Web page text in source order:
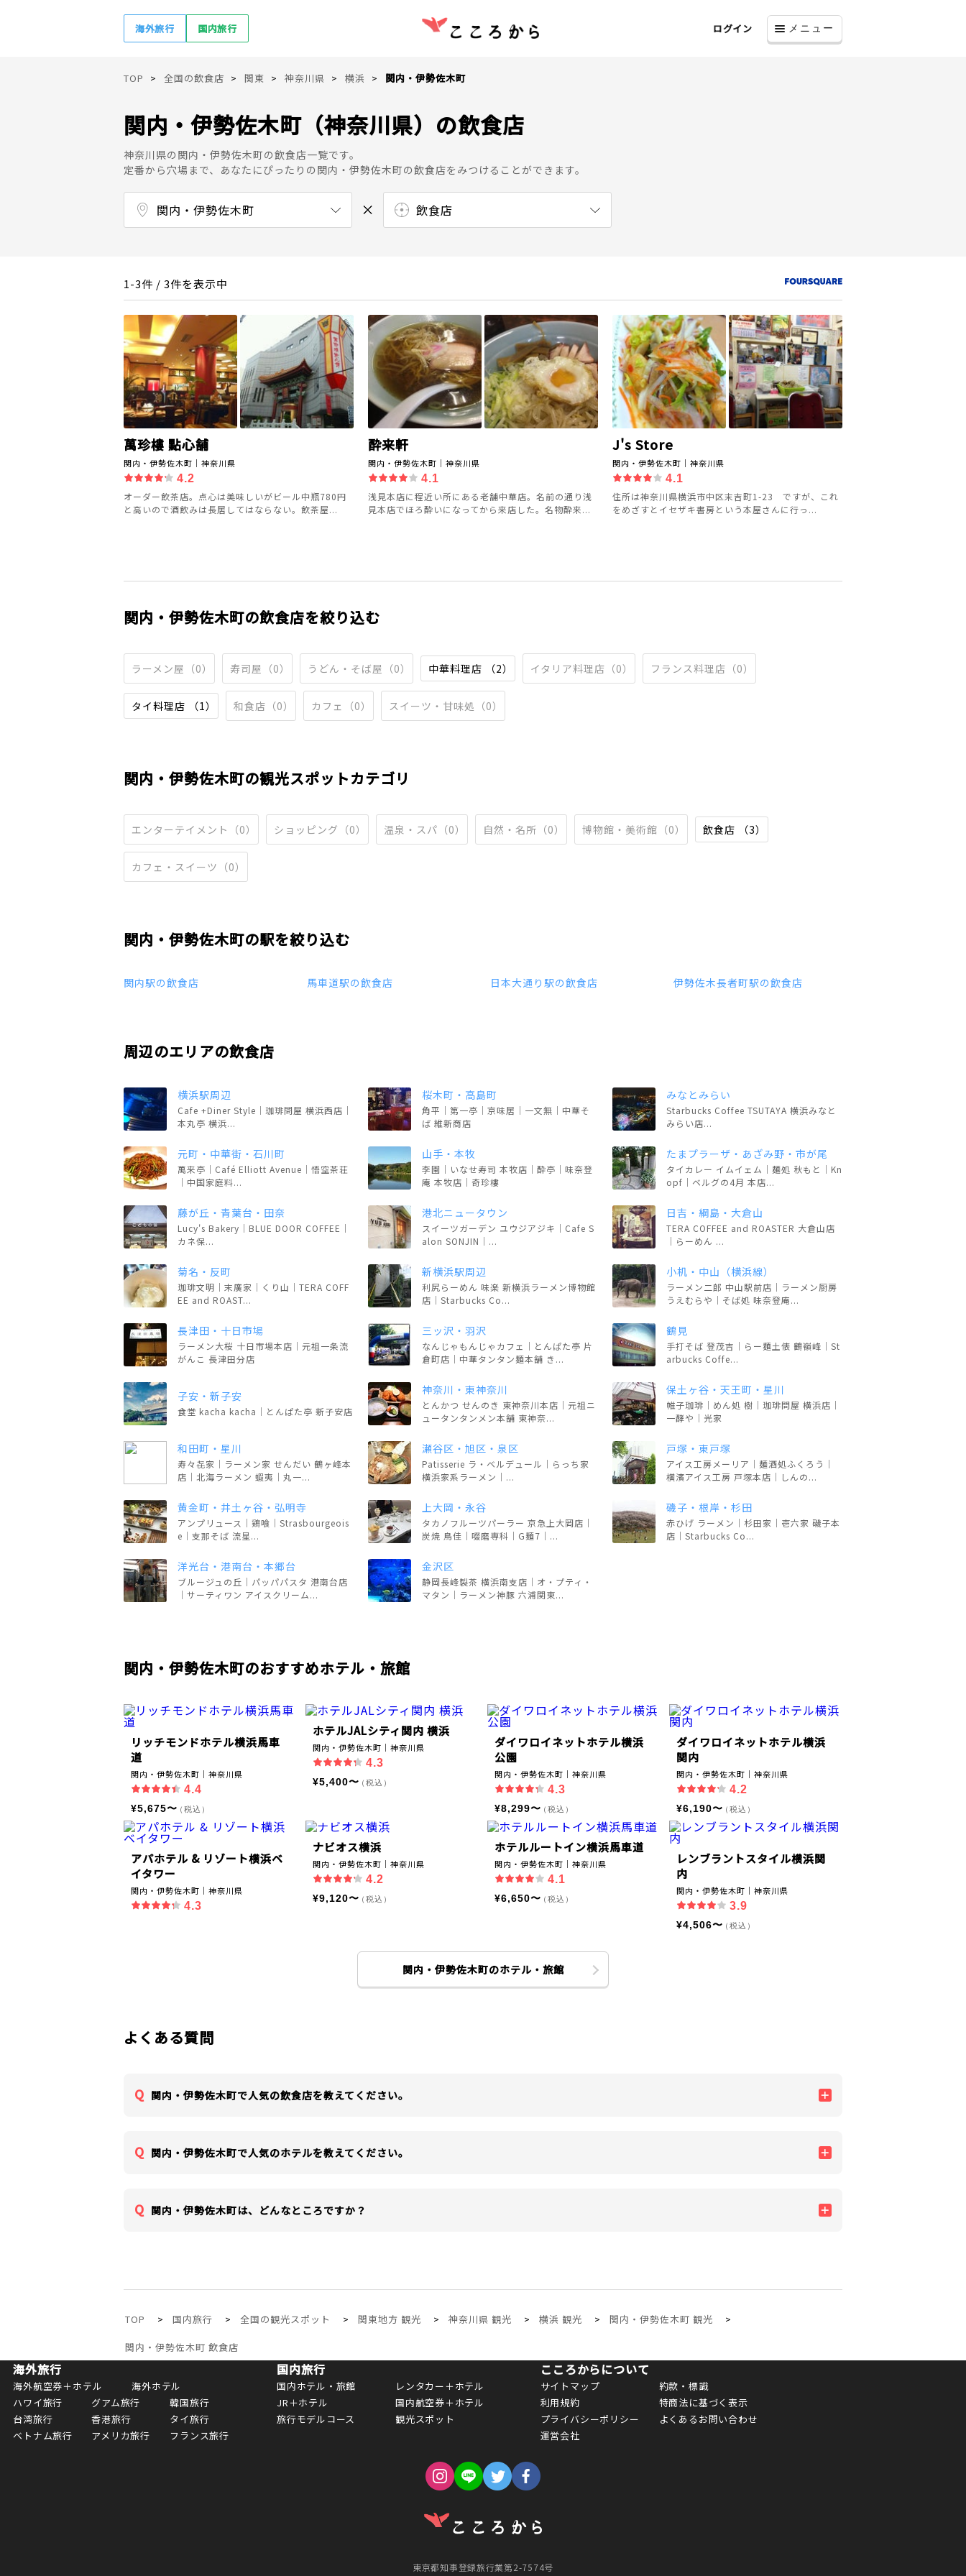
海外旅行 国内旅行 ログイン メニュー
TOP 全国の飲食店 関東 神奈川県 横浜 関内・伊勢佐木町
関内・伊勢佐木町（神奈川県）の飲食店
神奈川県の関内・伊勢佐木町の飲食店一覧です。
定番から穴場まで、あなたにぴったりの関内・伊勢佐木町の飲食店をみつけることができます。
関内・伊勢佐木町
飲食店
1-3件 / 3件を表示中
萬珍樓 點心舗
関内・伊勢佐木町｜神奈川県
4.2
オーダー飲茶店。点心は美味しいがビール中瓶780円
と高いので酒飲みは長居してはならない。飲茶屋...
酔来軒
関内・伊勢佐木町｜神奈川県
4.1
浅見本店に程近い所にある老舗中華店。名前の通り浅
見本店でほろ酔いになってから来店した。名物酔来...
J's Store
関内・伊勢佐木町｜神奈川県
4.1
住所は神奈川県横浜市中区末吉町1-23 ですが、これ
をめざすとイセザキ書房という本屋さんに行っ...
関内・伊勢佐木町の飲食店を絞り込む
ラーメン屋（0） 寿司屋（0） うどん・そば屋（0） 中華料理店 （2） イタリア料理店（0） フランス料理店（0）
タイ料理店 （1） 和食店（0） カフェ（0） スイーツ・甘味処（0）
関内・伊勢佐木町の観光スポットカテゴリ
エンターテイメント（0） ショッピング（0） 温泉・スパ（0） 自然・名所（0） 博物館・美術館（0） 飲食店 （3）
カフェ・スイーツ（0）
関内・伊勢佐木町の駅を絞り込む
関内駅の飲食店 馬車道駅の飲食店 日本大通り駅の飲食店 伊勢佐木長者町駅の飲食店
周辺のエリアの飲食店
横浜駅周辺
Cafe +Diner Style｜珈琲問屋 横浜西店｜
本丸亭 横浜...
桜木町・高島町
角平｜第一亭｜京味居｜一文無｜中華そ
ば 維新商店
みなとみらい
Starbucks Coffee TSUTAYA 横浜みなと
みらい店...
元町・中華街・石川町
萬来亭｜Café Elliott Avenue｜悟空茶荘
｜中国家庭料...
山手・本牧
李園｜いなせ寿司 本牧店｜酔亭｜味奈登
庵 本牧店｜奇珍樓
たまプラーザ・あざみ野・市が尾
タイカレー イムイェム｜麺処 秋もと｜Kn
opf｜ベルグの4月 本店...
藤が丘・青葉台・田奈
Lucy's Bakery｜BLUE DOOR COFFEE｜
カネ保...
港北ニュータウン
スイーツガーデン ユウジアジキ｜Cafe S
alon SONJIN｜...
日吉・綱島・大倉山
TERA COFFEE and ROASTER 大倉山店
｜らーめん ...
菊名・反町
珈琲文明｜末廣家｜くり山｜TERA COFF
EE and ROAST...
新横浜駅周辺
利尻らーめん 味楽 新横浜ラーメン博物館
店｜Starbucks Co...
小机・中山（横浜線）
ラーメン二郎 中山駅前店｜ラーメン厨房
うえむらや｜そば処 味奈登庵...
長津田・十日市場
ラーメン大桜 十日市場本店｜元祖一条流
がんこ 長津田分店
三ッ沢・羽沢
なんじゃもんじゃカフェ｜とんぱた亭 片
倉町店｜中華タンタン麺本舗 き...
鶴見
手打そば 登茂吉｜らー麺土俵 鶴嶺峰｜St
arbucks Coffe...
子安・新子安
食堂 kacha kacha｜とんぱた亭 新子安店
神奈川・東神奈川
とんかつ せんのき 東神奈川本店｜元祖ニ
ュータンタンメン本舗 東神奈...
保土ヶ谷・天王町・星川
帷子珈琲｜めん処 樹｜珈琲問屋 横浜店｜
一酵や｜光家
和田町・星川
寿々㐂家｜ラーメン家 せんだい 鶴ヶ峰本
店｜北海ラーメン 蝦夷｜丸一...
瀬谷区・旭区・泉区
Patisserie ラ・ベルデュール｜らっち家
横浜家系ラーメン｜...
戸塚・東戸塚
アイス工房メーリア｜麺酒処ふくろう｜
横濱アイス工房 戸塚本店｜しんの...
黄金町・井土ヶ谷・弘明寺
アンプリュース｜鶏喰｜Strasbourgeois
e｜支那そば 流星...
上大岡・永谷
タカノフルーツパーラー 京急上大岡店｜
炭焼 鳥佳｜啜磨専科｜G麺7｜...
磯子・根岸・杉田
赤ひげ ラーメン｜杉田家｜壱六家 磯子本
店｜Starbucks Co...
洋光台・港南台・本郷台
ブルージュの丘｜パッパパスタ 港南台店
｜サーティワン アイスクリーム...
金沢区
静岡長峰製茶 横浜南支店｜オ・プティ・
マタン｜ラーメン神豚 六浦関東...
関内・伊勢佐木町のおすすめホテル・旅館
リッチモンドホテル横浜馬車
道
関内・伊勢佐木町｜神奈川県
4.4
¥5,675〜（税込）
ホテルJALシティ関内 横浜
関内・伊勢佐木町｜神奈川県
4.3
¥5,400〜（税込）
ダイワロイネットホテル横浜
公園
関内・伊勢佐木町｜神奈川県
4.3
¥8,299〜（税込）
ダイワロイネットホテル横浜
関内
関内・伊勢佐木町｜神奈川県
4.2
¥6,190〜（税込）
アパホテル & リゾート横浜ベ
イタワー
関内・伊勢佐木町｜神奈川県
4.3
ナビオス横浜
関内・伊勢佐木町｜神奈川県
4.2
¥9,120〜（税込）
ホテルルートイン横浜馬車道
関内・伊勢佐木町｜神奈川県
4.1
¥6,650〜（税込）
レンブラントスタイル横浜関
内
関内・伊勢佐木町｜神奈川県
3.9
¥4,506〜（税込）
関内・伊勢佐木町のホテル・旅館
よくある質問
関内・伊勢佐木町で人気の飲食店を教えてください。
関内・伊勢佐木町で人気のホテルを教えてください。
関内・伊勢佐木町は、どんなところですか？
TOP 国内旅行 全国の観光スポット 関東地方 観光 神奈川県 観光 横浜 観光 関内・伊勢佐木町 観光
関内・伊勢佐木町 飲食店
海外旅行
海外航空券＋ホテル
海外ホテル
ハワイ旅行
グアム旅行
韓国旅行
台湾旅行
香港旅行
タイ旅行
ベトナム旅行
アメリカ旅行 フランス旅行
国内旅行
国内ホテル・旅館
レンタカー＋ホテル
JR＋ホテル
国内航空券＋ホテル
旅行モデルコース
観光スポット
こころからについて
サイトマップ
約款・標識
利用規約
特商法に基づく表示
プライバシーポリシー
よくあるお問い合わせ
運営会社
東京都知事登録旅行業第2-7574号